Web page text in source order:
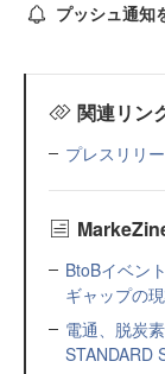
プッシュ通知
関連リン
プレスリリ
BtoBイベン
ギャップの
電通、脱炭
STANDARD